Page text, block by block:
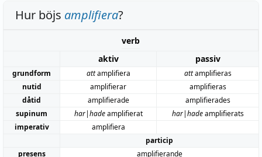
Hur böjs amplifiera?
verb
aktiv
passiv
grundform attamplifiera attamplifieras
nutid
amplifierar
amplifieras
dåtid
amplifierade
amplifierades
supinum
har|hadeamplifierat har|hadeamplifierats
imperativ
amplifiera
particip
presens
amplifierande